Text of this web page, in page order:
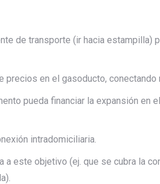
de transporte (ir hacia estampilla)
en el gasoducto, conectando
pueda financiar la expansión en
intradomiciliaria.
este objetivo (ej. que se cubra la